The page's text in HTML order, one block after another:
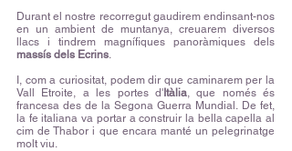
Durant el nostre recorregut gaudirem endinsant-nos
en un ambient de muntanya, creuarem diversos
llacs i tindrem magnífiques panoràmiques dels
massís dels Ecrins.
I, com a curiositat, podem dir que caminarem per la
Vall Etroite, a les portes d'Itàlia, que només és
francesa des de la Segona Guerra Mundial. De fet,
la fe italiana va portar a construir la bella capella al
cim de Thabor i que encara manté un pelegrinatge
molt viu.